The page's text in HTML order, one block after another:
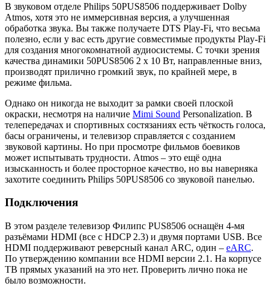
В звуковом отделе Philips 50PUS8506 поддерживает Dolby
Atmos, хотя это не иммерсивная версия, а улучшенная
обработка звука. Вы также получаете DTS Play-Fi, что весьма
полезно, если у вас есть другие совместимые продукты Play-Fi
для создания многокомнатной аудиосистемы. С точки зрения
качества динамики 50PUS8506 2 x 10 Вт, направленные вниз,
производят прилично громкий звук, по крайней мере, в
режиме фильма.
Однако он никогда не выходит за рамки своей плоской
окраски, несмотря на наличие Mimi Sound Personalization. В
телепередачах и спортивных состязаниях есть чёткость голоса,
басы ограничены, и телевизор справляется с созданием
звуковой картины. Но при просмотре фильмов боевиков
может испытывать трудности. Atmos – это ещё одна
изысканность и более просторное качество, но вы наверняка
захотите соединить Philips 50PUS8506 со звуковой панелью.
Подключения
В этом разделе телевизор Филипс PUS8506 оснащён 4-мя
разъёмами HDMI (все с HDCP 2.3) и двумя портами USB. Все
HDMI поддерживают реверсный канал ARC, один – eARC.
По утверждению компании все HDMI версии 2.1. На корпусе
ТВ прямых указаний на это нет. Проверить лично пока не
было возможности.